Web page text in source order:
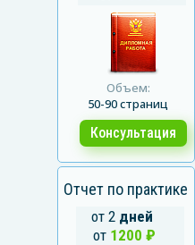
Объем:
50-90 страниц
Консультация
Отчет по практике
от 2 дней
от 1200 ₽